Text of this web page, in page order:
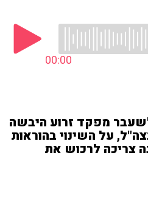
00:00
מפקד זרוע היבשה
על השינוי בהוראות
צריכה לרכוש את